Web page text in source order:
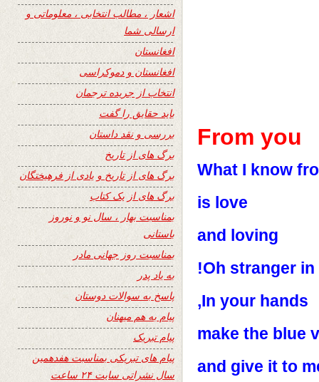
From you
What I know
is love
and loving
Oh stranger
In your hands,
make the blue
and give it to
اشعار ، مطالب انتخابی ، معلوماتی و
ارسالی شما
افغانستان
افغانستان و دموکراسی
انتخاب از جریده ترجمان
باید حقایق را گفت
بررسی و نقد داستان
برگ های از تاریخ
برگ های از تاریخ و یادی از فرهیختگان
برگ های از یک کتاب
بمناسبت بهار ، سال نو و نوروز
باستانی
بمناسبت روز جهانی مادر
به یاد پدر
پاسخ به سوالات دوستان
پیام به هم میهنان
پیام تبریک
پیام های تبریکی بمناسبت هفدهمین
سال نشراتی سایت ۲۴ ساعت